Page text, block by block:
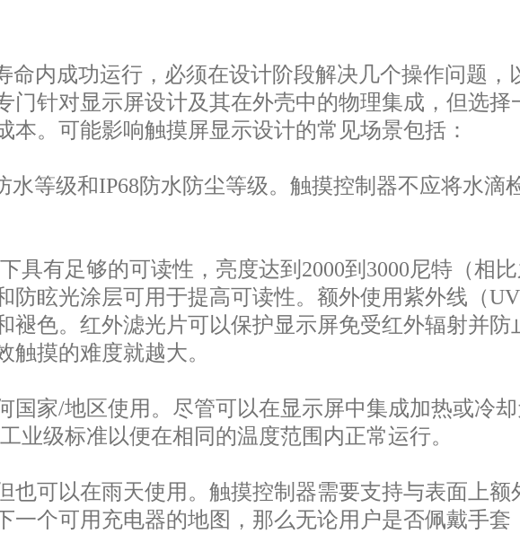
内成功运行，必须在设计阶段解决几个操作问题，
门针对显示屏设计及其在外壳中的物理集成，但选择
。可能影响触摸屏显示设计的常见场景包括：
水等级和IP68防水防尘等级。触摸控制器不应将水滴
具有足够的可读性，亮度达到2000到3000尼特（相
防眩光涂层可用于提高可读性。额外使用紫外线（
褪色。红外滤光片可以保护显示屏免受红外辐射并防
触摸的难度就越大。
国家/地区使用。尽管可以在显示屏中集成加热或冷
业级标准以便在相同的温度范围内正常运行。
也可以在雨天使用。触摸控制器需要支持与表面上额
一个可用充电器的地图，那么无论用户是否佩戴手套